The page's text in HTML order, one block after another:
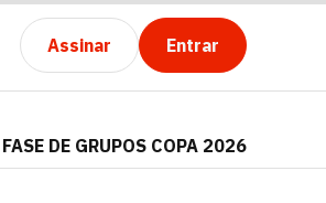
Assinar Entrar
FASE DE GRUPOS COPA 2026